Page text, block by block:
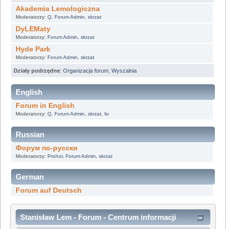
Akademia Lemologiczna
Moderatorzy: Q, Forum Admin skrzat
DyLEMaty
Moderatorzy: Forum Admin skrzat
Hyde Park
Moderatorzy: Forum Admin skrzat
Działy podrzędne: Organizacja forum Wyszalnia
English
Forum in English
Moderatorzy: Q, Forum Admin skrzat, liv
Russian
Форум по-русски
Moderatorzy: Prohor, Forum Admin skrzat
German
Forum auf Deutsch
Stanisław Lem - Forum - Centrum informacji